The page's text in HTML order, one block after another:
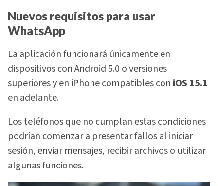
Nuevos requisitos para usar
WhatsApp
La aplicación funcionará únicamente en
dispositivos con Android 5.0 o versiones
superiores y en iPhone compatibles con iOS 15.1
en adelante.
Los teléfonos que no cumplan estas condiciones
podrían comenzar a presentar fallos al iniciar
sesión, enviar mensajes, recibir archivos o utilizar
algunas funciones.